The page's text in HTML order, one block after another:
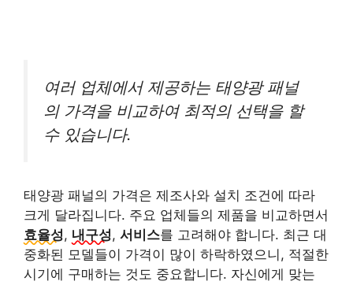
여러 업체에서 제공하는 태양광 패널
의 가격을 비교하여 최적의 선택을 할
수 있습니다.
태양광 패널의 가격은 제조사와 설치 조건에 따라
크게 달라집니다. 주요 업체들의 제품을 비교하면서
효율성, 내구성, 서비스를 고려해야 합니다. 최근 대
중화된 모델들이 가격이 많이 하락하였으니, 적절한
시기에 구매하는 것도 중요합니다. 자신에게 맞는